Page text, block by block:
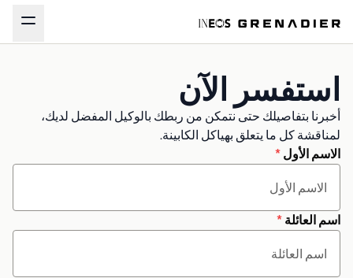
استفسر الآن
أخبرنا بتفاصيلك حتى نتمكن من ربطك بالوكيل المفضل لديك،
لمناقشة كل ما يتعلق بهياكل الكابينة.
الاسم الأول *
اسم العائلة *